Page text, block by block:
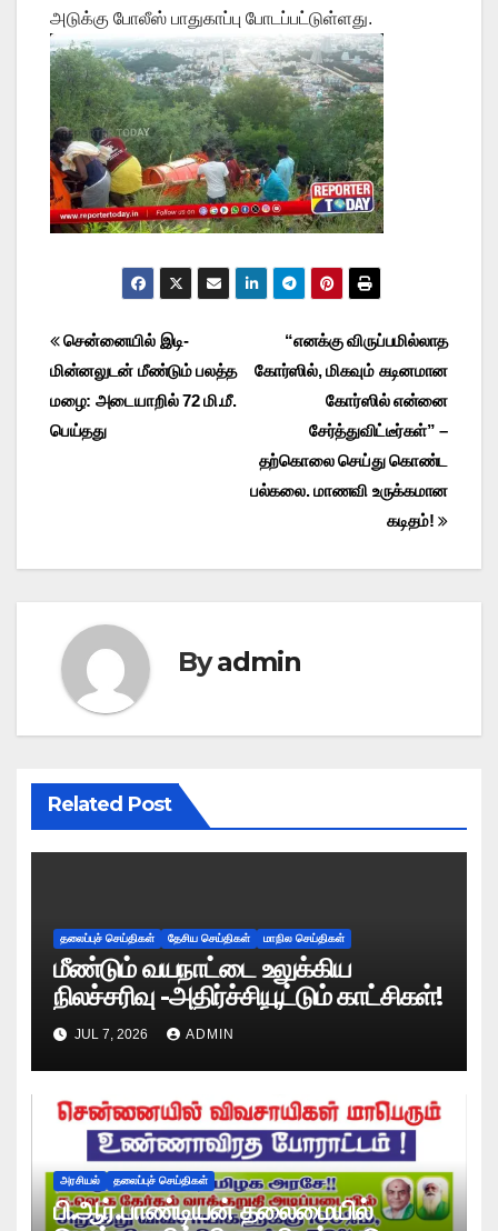
அடுக்கு போலீஸ் பாதுகாப்பு போடப்பட்டுள்ளது.
Post
navigation
“எனக்கு விருப்பமில்லாத
கோர்ஸில், மிகவும் கடினமான
கோர்ஸில் என்னை
சேர்த்துவிட்டீர்கள்” –
தற்கொலை செய்து கொண்ட
பல்கலை. மாணவி உருக்கமான
கடிதம்!
சென்னையில் இடி-
மின்னலுடன் மீண்டும் பலத்த
மழை: அடையாறில் 72 மி.மீ.
பெய்தது
Byadmin
Related Post
தலைப்புச் செய்திகள் தேசிய செய்திகள் மாநில செய்திகள்
மீண்டும் வயநாட்டை உலுக்கிய
நிலச்சரிவு -அதிர்ச்சியூட்டும் காட்சிகள்!
JUL 7, 2026 ADMIN
அரசியல் தலைப்புச் செய்திகள்
பி.ஆர்.பாண்டியன் தலைமையில்